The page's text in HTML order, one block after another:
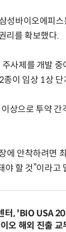
성바이오에피
리를 확보했다.
사제를 개발
이 임상 1상 단
상으로 투약 간
에 안착하려면
야 할 것”이라고
터, 'BIO USA
오 해외 진출 교